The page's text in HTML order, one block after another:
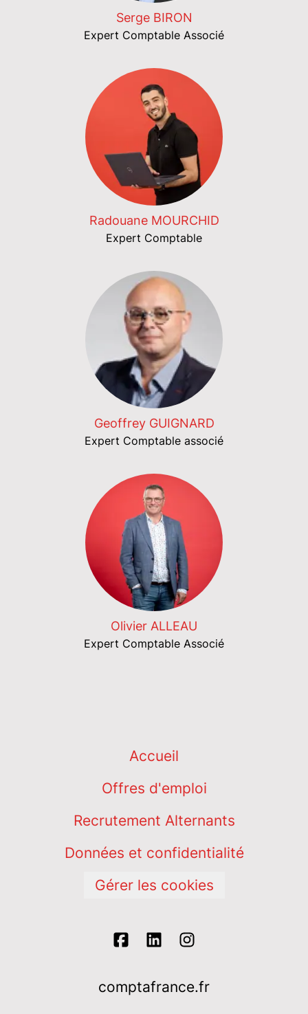
Serge BIRON
Expert Comptable Associé
Radouane MOURCHID
Expert Comptable
Geoffrey GUIGNARD
Expert Comptable associé
Olivier ALLEAU
Expert Comptable Associé
Accueil
Offres d'emploi
Recrutement Alternants
Données et confidentialité
Gérer les cookies
comptafrance.fr